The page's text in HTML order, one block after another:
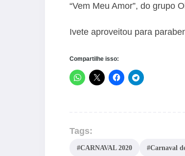
“Vem Meu Amor”, do grupo
Ivete aproveitou para
Compartilhe isso:
Tags:
#CARNAVAL 2020 #Carnaval